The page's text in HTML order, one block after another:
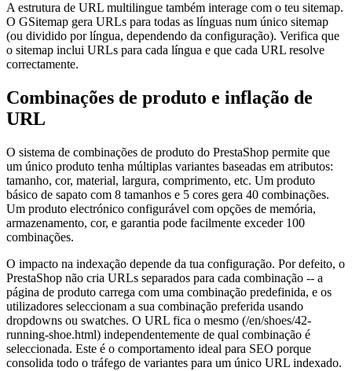
A estrutura de URL multilingue também interage com o teu sitemap.
O GSitemap gera URLs para todas as línguas num único sitemap
(ou dividido por língua, dependendo da configuração). Verifica que
o sitemap inclui URLs para cada língua e que cada URL resolve
correctamente.
Combinações de produto e inflação de
URL
O sistema de combinações de produto do PrestaShop permite que
um único produto tenha múltiplas variantes baseadas em atributos:
tamanho, cor, material, largura, comprimento, etc. Um produto
básico de sapato com 8 tamanhos e 5 cores gera 40 combinações.
Um produto electrónico configurável com opções de memória,
armazenamento, cor, e garantia pode facilmente exceder 100
combinações.
O impacto na indexação depende da tua configuração. Por defeito, o
PrestaShop não cria URLs separados para cada combinação -- a
página de produto carrega com uma combinação predefinida, e os
utilizadores seleccionam a sua combinação preferida usando
dropdowns ou swatches. O URL fica o mesmo (/en/shoes/42-
running-shoe.html) independentemente de qual combinação é
seleccionada. Este é o comportamento ideal para SEO porque
consolida todo o tráfego de variantes para um único URL indexado.